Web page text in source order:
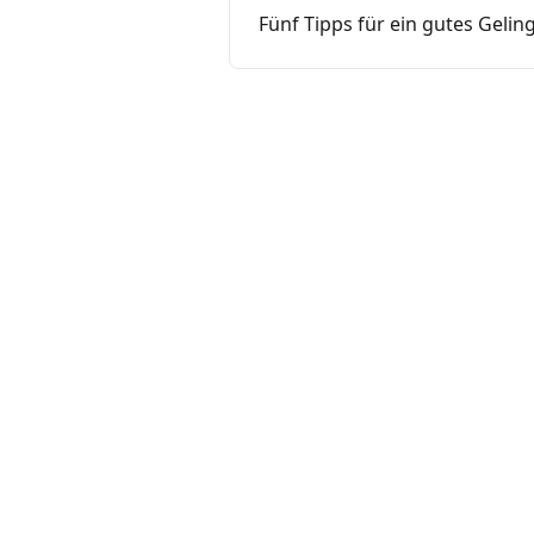
Fünf Tipps für ein gutes